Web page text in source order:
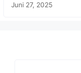
Juni 27, 2025